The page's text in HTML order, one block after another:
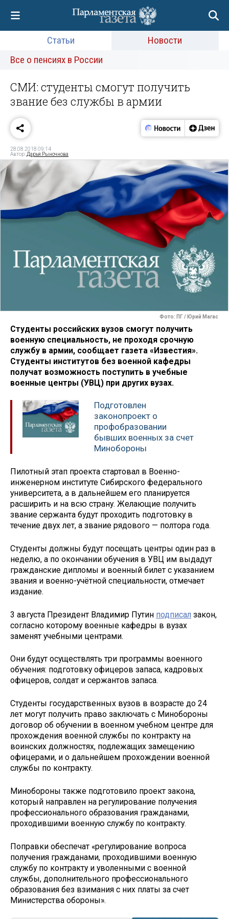
Статьи
Новости
Все о пенсиях в России
СМИ: студенты смогут получить
звание без службы в армии
28.08.2018 09:14
Автор: Дарья Рыночнова
Фото: ПГ / Юрий Магас
Студенты российских вузов смогут получить
военную специальность, не проходя срочную
службу в армии, сообщает газета «Известия».
Студенты институтов без военной кафедры
получат возможность поступить в учебные
военные центры (УВЦ) при других вузах.
Подготовлен
законопроект о
профобразовании
бывших военных за счет
Минобороны
Пилотный этап проекта стартовал в Военно-
инженерном институте Сибирского федерального
университета, а в дальнейшем его планируется
расширить и на всю страну. Желающие получить
звание сержанта будут проходить подготовку в
течение двух лет, а звание рядового — полтора года.
Студенты должны будут посещать центры один раз в
неделю, а по окончании обучения в УВЦ им выдадут
гражданские дипломы и военный билет с указанием
звания и военно-учётной специальности, отмечает
издание.
3 августа Президент Владимир Путин подписал закон,
согласно которому военные кафедры в вузах
заменят учебными центрами.
Они будут осуществлять три программы военного
обучения: подготовку офицеров запаса, кадровых
офицеров, солдат и сержантов запаса.
Студенты государственных вузов в возрасте до 24
лет могут получить право заключать с Минобороны
договор об обучении в военном учебном центре для
прохождения военной службы по контракту на
воинских должностях, подлежащих замещению
офицерами, и о дальнейшем прохождении военной
службы по контракту.
Минобороны также подготовило проект закона,
который направлен на регулирование получения
профессионального образования гражданами,
проходившими военную службу по контракту.
Поправки обеспечат «регулирование вопроса
получения гражданами, проходившими военную
службу по контракту и уволенными с военной
службы, дополнительного профессионального
образования без взимания с них платы за счет
Министерства обороны».